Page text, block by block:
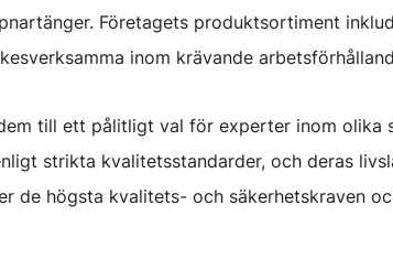
Företagets produktsortiment
inom krävande
till ett pålitligt val för experter inom olika
strikta kvalitetsstandarder, och deras
högsta kvalitets- och säkerhetskraven